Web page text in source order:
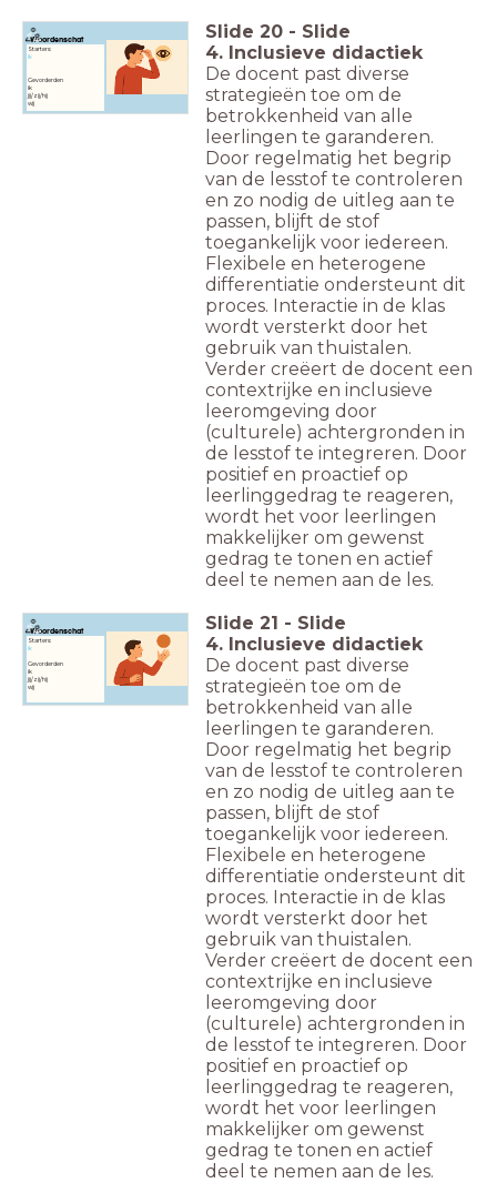
Woordenschat
Starters:
ik
Gevorderden
ik
jij/zij/hij
wij
Slide 20 - Slide
4. Inclusieve didactiek
De docent past diverse
strategieën toe om de
betrokkenheid van alle
leerlingen te garanderen.
Door regelmatig het begrip
van de lesstof te controleren
en zo nodig de uitleg aan te
passen, blijft de stof
toegankelijk voor iedereen.
Flexibele en heterogene
differentiatie ondersteunt dit
proces. Interactie in de klas
wordt versterkt door het
gebruik van thuistalen.
Verder creëert de docent een
contextrijke en inclusieve
leeromgeving door
(culturele) achtergronden in
de lesstof te integreren. Door
positief en proactief op
leerlinggedrag te reageren,
wordt het voor leerlingen
makkelijker om gewenst
gedrag te tonen en actief
deel te nemen aan de les.
Woordenschat
Starters:
ik
Gevorderden
ik
jij/zij/hij
wij
Slide 21 - Slide
4. Inclusieve didactiek
De docent past diverse
strategieën toe om de
betrokkenheid van alle
leerlingen te garanderen.
Door regelmatig het begrip
van de lesstof te controleren
en zo nodig de uitleg aan te
passen, blijft de stof
toegankelijk voor iedereen.
Flexibele en heterogene
differentiatie ondersteunt dit
proces. Interactie in de klas
wordt versterkt door het
gebruik van thuistalen.
Verder creëert de docent een
contextrijke en inclusieve
leeromgeving door
(culturele) achtergronden in
de lesstof te integreren. Door
positief en proactief op
leerlinggedrag te reageren,
wordt het voor leerlingen
makkelijker om gewenst
gedrag te tonen en actief
deel te nemen aan de les.